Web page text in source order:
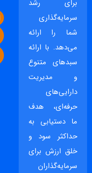
برای رشد
سرمایه‌گذاری
شما را ارائه
می‌دهد. با ارائه
سبدهای متنوع
و مدیریت
دارایی‌های
حرفه‌ای، هدف
ما دستیابی به
حداکثر سود و
خلق ارزش برای
سرمایه‌گذاران